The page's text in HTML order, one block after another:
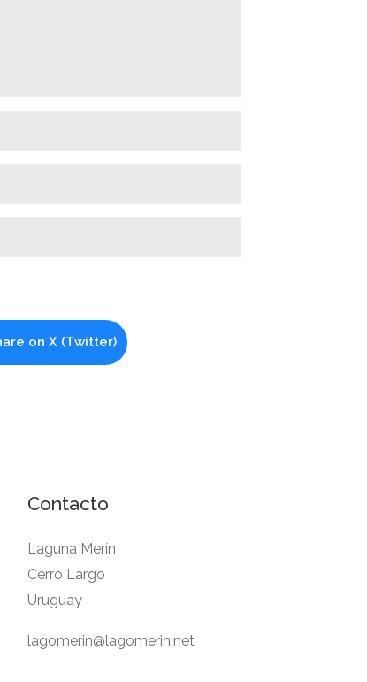
on X (Twitter)
Contacto
Laguna Merín
Cerro Largo
Uruguay
lagomerin@lagomerin.net